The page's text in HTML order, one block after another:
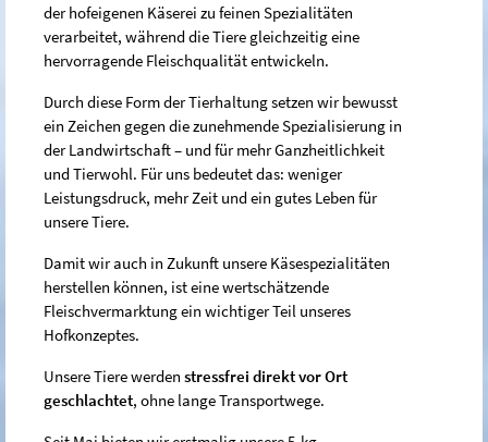
der hofeigenen Käserei zu feinen Spezialitäten
verarbeitet, während die Tiere gleichzeitig eine
hervorragende Fleischqualität entwickeln.
Durch diese Form der Tierhaltung setzen wir bewusst
ein Zeichen gegen die zunehmende Spezialisierung in
der Landwirtschaft – und für mehr Ganzheitlichkeit
und Tierwohl. Für uns bedeutet das: weniger
Leistungsdruck, mehr Zeit und ein gutes Leben für
unsere Tiere.
Damit wir auch in Zukunft unsere Käsespezialitäten
herstellen können, ist eine wertschätzende
Fleischvermarktung ein wichtiger Teil unseres
Hofkonzeptes.
Unsere Tiere werden stressfrei direkt vor Ort
geschlachtet, ohne lange Transportwege.